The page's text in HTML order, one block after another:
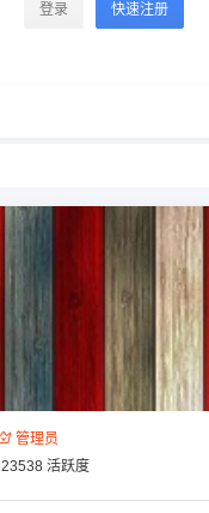
登录 快速注册
管理员
23538 活跃度